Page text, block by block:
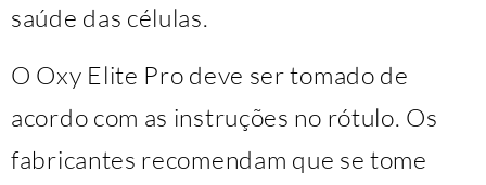
saúde das células.
O Oxy Elite Pro deve ser tomado de
acordo com as instruções no rótulo. Os
fabricantes recomendam que se tome